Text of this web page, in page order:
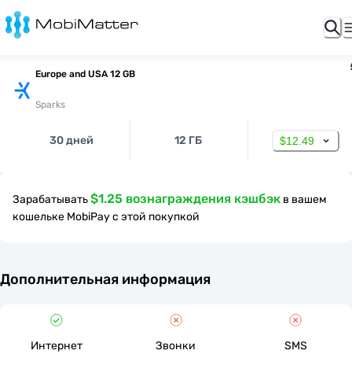
Europe and USA 12 GB
Sparks
30 дней 12 ГБ $12.49
Зарабатывать$1.25 вознаграждения кэшбэк в вашем
кошельке MobiPay с этой покупкой
Дополнительная информация
Интернет Звонки SMS